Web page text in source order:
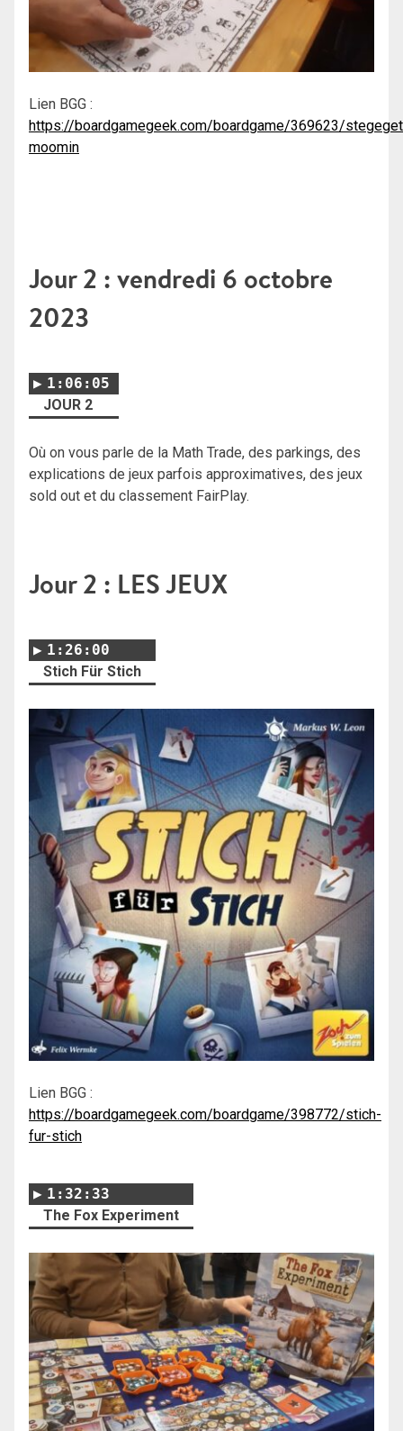
Lien BGG :
https://boardgamegeek.com/boardgame/369623/
moomin
Jour 2 : vendredi 6 octobre
2023
1:06:05
JOUR 2
Où on vous parle de la Math Trade, des parkings, des
explications de jeux parfois approximatives, des jeux
sold out et du classement FairPlay.
Jour 2 : LES JEUX
1:26:00
Stich Für Stich
Lien BGG :
https://boardgamegeek.com/boardgame/398772/stich-
fur-stich
1:32:33
The Fox Experiment